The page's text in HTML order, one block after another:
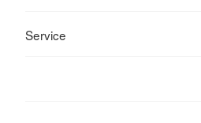
Service